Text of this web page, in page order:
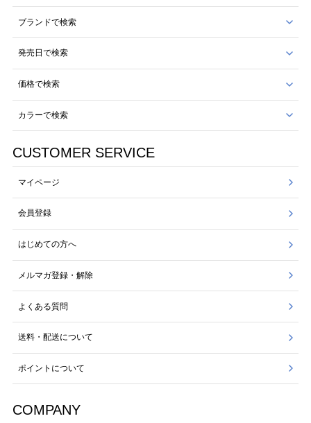
ブランドで検索
発売日で検索
価格で検索
カラーで検索
CUSTOMER SERVICE
マイページ
会員登録
はじめての方へ
メルマガ登録・解除
よくある質問
送料・配送について
ポイントについて
COMPANY